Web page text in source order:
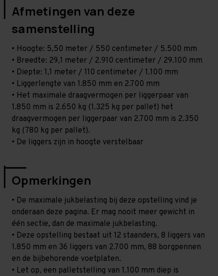
Afmetingen van deze
samenstelling
• Hoogte: 5,50 meter / 550 centimeter / 5.500 mm
• Breedte: 29,1 meter / 2.910 centimeter / 29.100 mm
• Diepte: 1,1 meter / 110 centimeter / 1.100 mm
• Liggerlengte van 1.850 mm en 2.700 mm
• Het maximale draagvermogen per liggerpaar van
1.850 mm is 2.650 kg (1.325 kg per pallet) het
draagvermogen per liggerpaar van 2.700 mm is 2.350
kg (780 kg per pallet).
• De liggers zijn in hoogte verstelbaar
Opmerkingen
• De maximale jukbelasting bij deze opstelling vind je
onderaan deze pagina. Er mag nooit meer gewicht in
één sectie, dan de maximale jukbelasting.
• Deze opstelling bestaat uit 12 staanders, 8 liggers van
1.850 mm en 36 liggers van 2.700 mm, 88 borgpennen
en de bijbehorende voetplaten.
• Let op, een palletstelling van 1.100 mm diep is